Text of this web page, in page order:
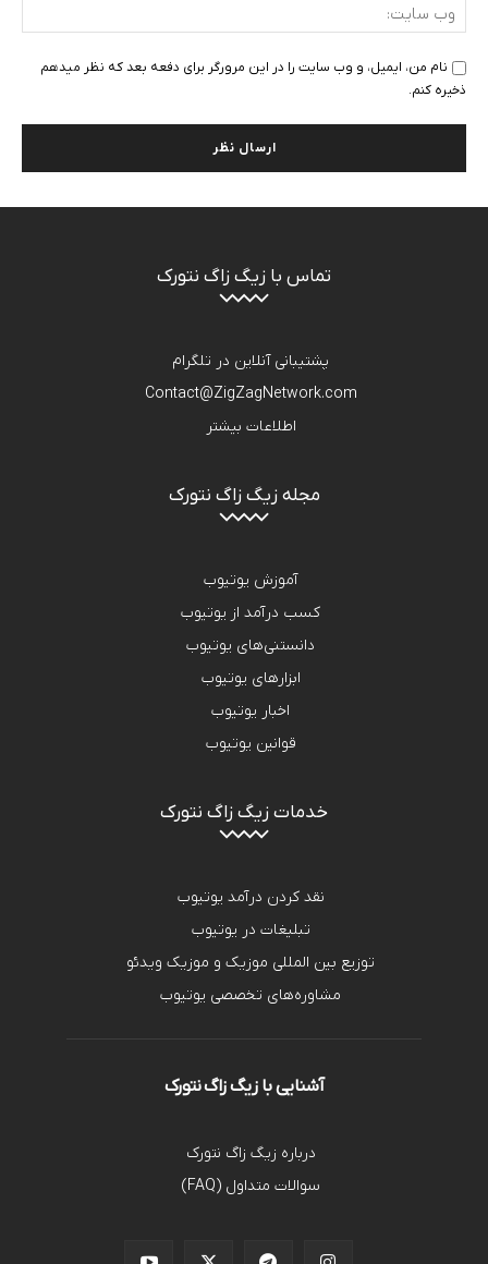
نام من، ایمیل، و وب سایت را در این مرورگر برای دفعه بعد که نظر میدهم
ذخیره کنم.
تماس با زیگ زاگ نتورک
پشتیبانی آنلاین در تلگرام
Contact@ZigZagNetwork.com
اطلاعات بیشتر
مجله زیگ زاگ نتورک
آموزش یوتیوب
کسب درآمد از یوتیوب
دانستنی‌های یوتیوب
ابزارهای یوتیوب
اخبار یوتیوب
قوانین یوتیوب
خدمات زیگ زاگ نتورک
نقد کردن درآمد یوتیوب
تبلیغات در یوتیوب
توزیع بین المللی موزیک و موزیک ویدئو
مشاوره‌های تخصصی یوتیوب
آشنایی با زیگ زاگ نتورک
درباره زیگ زاگ نتورک
سوالات متداول (FAQ)